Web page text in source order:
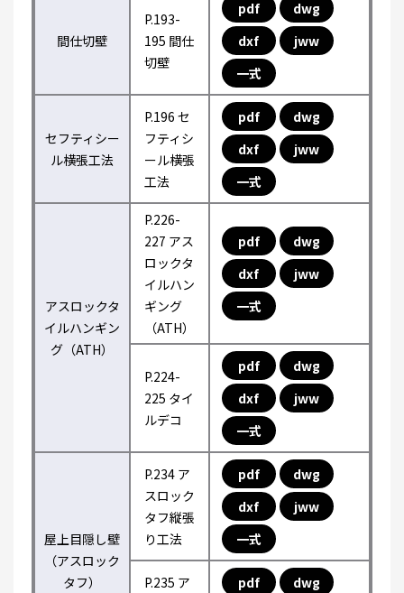
間仕切壁
P.193-
195 間仕
切壁
pdf
dwg
dxf
jww
一式
セフティシー
ル横張工法
P.196 セ
フティシ
ール横張
工法
pdf
dwg
dxf
jww
一式
アスロックタ
イルハンギン
グ（ATH）
P.226-
227 アス
ロックタ
イルハン
ギング
（ATH）
pdf
dwg
dxf
jww
一式
P.224-
225 タイ
ルデコ
pdf
dwg
dxf
jww
一式
屋上目隠し壁
（アスロック
タフ）
P.234 ア
スロック
タフ縦張
り工法
pdf
dwg
dxf
jww
一式
P.235 ア
pdf
dwg